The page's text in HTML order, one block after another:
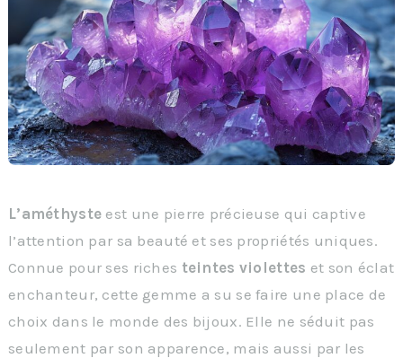
L’améthyste est une pierre précieuse qui captive
l’attention par sa beauté et ses propriétés uniques.
Connue pour ses riches teintes violettes et son éclat
enchanteur, cette gemme a su se faire une place de
choix dans le monde des bijoux. Elle ne séduit pas
seulement par son apparence, mais aussi par les